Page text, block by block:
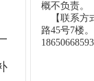
概不负责。
【联系方
路45号7楼